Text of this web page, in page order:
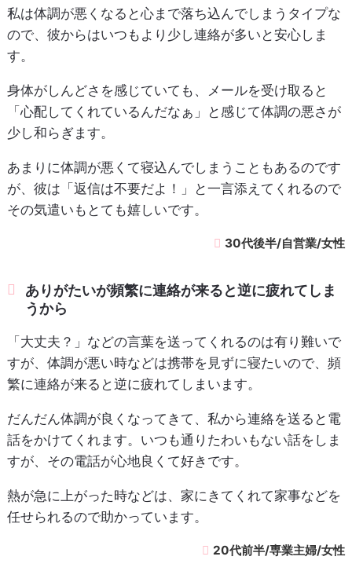
私は体調が悪くなると心まで落ち込んでしまうタイプな
ので、彼からはいつもより少し連絡が多いと安心しま
す。
身体がしんどさを感じていても、メールを受け取ると
「心配してくれているんだなぁ」と感じて体調の悪さが
少し和らぎます。
あまりに体調が悪くて寝込んでしまうこともあるのです
が、彼は「返信は不要だよ！」と一言添えてくれるので
その気遣いもとても嬉しいです。
30代後半/自営業/女性
ありがたいが頻繁に連絡が来ると逆に疲れてしま
うから
「大丈夫？」などの言葉を送ってくれるのは有り難いで
すが、体調が悪い時などは携帯を見ずに寝たいので、頻
繁に連絡が来ると逆に疲れてしまいます。
だんだん体調が良くなってきて、私から連絡を送ると電
話をかけてくれます。いつも通りたわいもない話をしま
すが、その電話が心地良くて好きです。
熱が急に上がった時などは、家にきてくれて家事などを
任せられるので助かっています。
20代前半/専業主婦/女性